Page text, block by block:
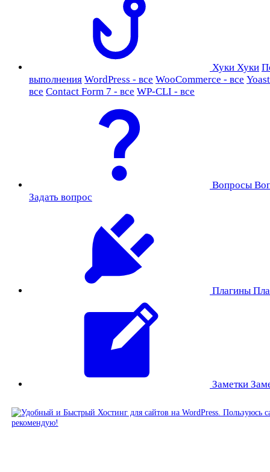
Хуки Хуки
выполнения WordPress - все WooCommerce - все
все Contact Form 7 - все WP-CLI - все
Вопросы
Задать вопрос
Плагины
Заметки